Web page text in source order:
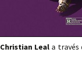
Christian Leal a